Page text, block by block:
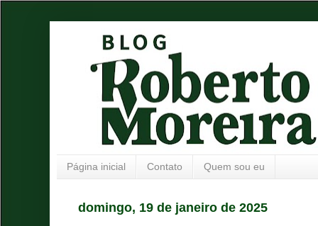
Página inicial Contato Quem sou eu
domingo, 19 de janeiro de 2025